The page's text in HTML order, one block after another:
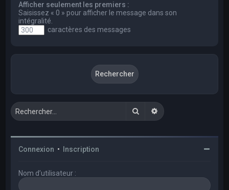
Afficher seulement les premiers :
Saisissez « 0 » pour afficher le message dans son
intégralité.
caractères des messages
RechercherRecherche avancée
Connexion • Inscription
Nom d’utilisateur :